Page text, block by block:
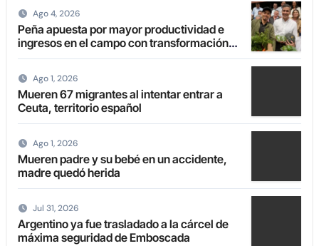
Ago 4, 2026
Peña apuesta por mayor productividad e
ingresos en el campo con transformación
de la agricultura familiar
Ago 1, 2026
Mueren 67 migrantes al intentar entrar a
Ceuta, territorio español
Ago 1, 2026
Mueren padre y su bebé en un accidente,
madre quedó herida
Jul 31, 2026
Argentino ya fue trasladado a la cárcel de
máxima seguridad de Emboscada